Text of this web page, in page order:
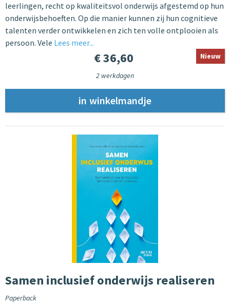
leerlingen, recht op kwaliteitsvol onderwijs afgestemd op hun
onderwijsbehoeften. Op die manier kunnen zij hun cognitieve
talenten verder ontwikkelen en zich ten volle ontplooien als
persoon. Vele Lees meer...
€ 36,60 Nieuw
2 werkdagen
Samen inclusief onderwijs realiseren
Paperback